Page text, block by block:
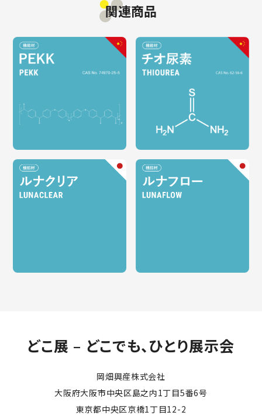
関連商品
どこ展 – どこでも、ひとり展示会
岡畑興産株式会社
大阪府大阪市中央区島之内1丁目5番6号
東京都中央区京橋1丁目12-2